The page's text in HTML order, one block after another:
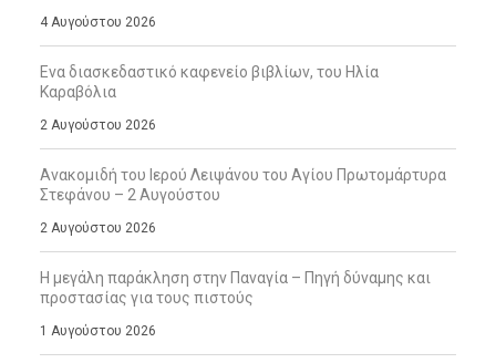
4 Αυγούστου 2026
Ενα διασκεδαστικό καφενείο βιβλίων, του Ηλία
Καραβόλια
2 Αυγούστου 2026
Ανακομιδή του Ιερού Λειψάνου του Αγίου Πρωτομάρτυρα
Στεφάνου – 2 Αυγούστου
2 Αυγούστου 2026
Η μεγάλη παράκληση στην Παναγία – Πηγή δύναμης και
προστασίας για τους πιστούς
1 Αυγούστου 2026